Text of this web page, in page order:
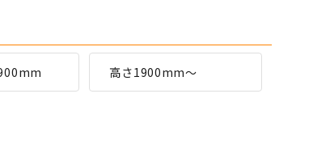
高さ1900mm～